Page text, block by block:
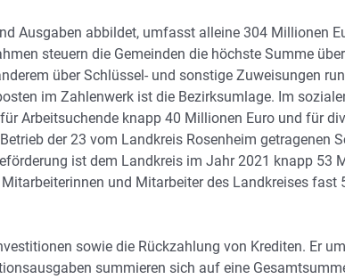
Ausgaben abbildet, umfasst alleine 304 Millionen
steuern die Gemeinden die höchste Summe
über Schlüssel- und sonstige Zuweisungen
im Zahlenwerk ist die Bezirksumlage. Im
Arbeitsuchende knapp 40 Millionen Euro und für
der 23 vom Landkreis Rosenheim getragenen
ist dem Landkreis im Jahr 2021 knapp 53
und Mitarbeiter des Landkreises fast
sowie die Rückzahlung von Krediten. Er
summieren sich auf eine